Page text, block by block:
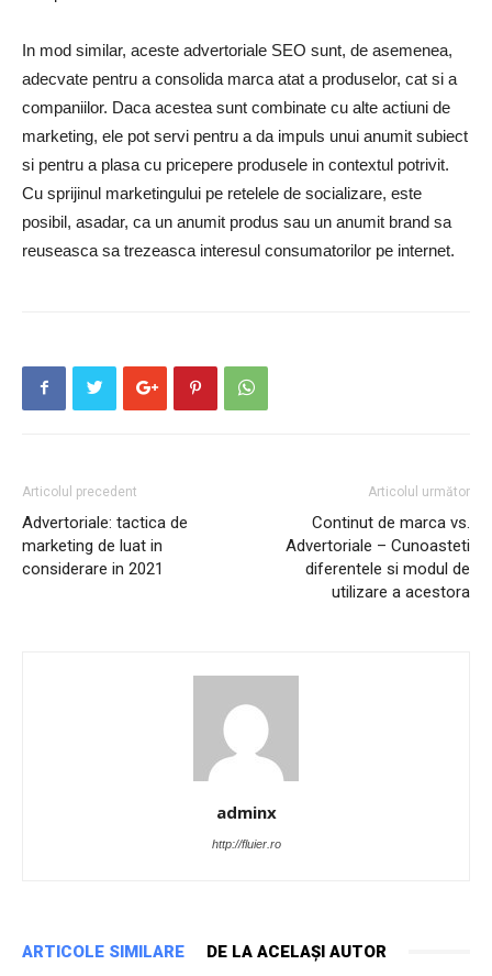
In mod similar, aceste advertoriale SEO sunt, de asemenea,
adecvate pentru a consolida marca atat a produselor, cat si a
companiilor. Daca acestea sunt combinate cu alte actiuni de
marketing, ele pot servi pentru a da impuls unui anumit subiect
si pentru a plasa cu pricepere produsele in contextul potrivit.
Cu sprijinul marketingului pe retelele de socializare, este
posibil, asadar, ca un anumit produs sau un anumit brand sa
reuseasca sa trezeasca interesul consumatorilor pe internet.
Articolul precedent
Advertoriale: tactica de
marketing de luat in
considerare in 2021
Articolul următor
Continut de marca vs.
Advertoriale – Cunoasteti
diferentele si modul de
utilizare a acestora
adminx
http://fluier.ro
ARTICOLE SIMILARE DE LA ACELAȘI AUTOR